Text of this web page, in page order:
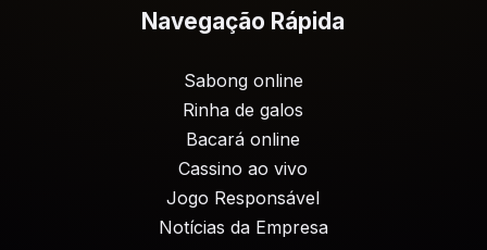
Navegação Rápida
Sabong online
Rinha de galos
Bacará online
Cassino ao vivo
Jogo Responsável
Notícias da Empresa